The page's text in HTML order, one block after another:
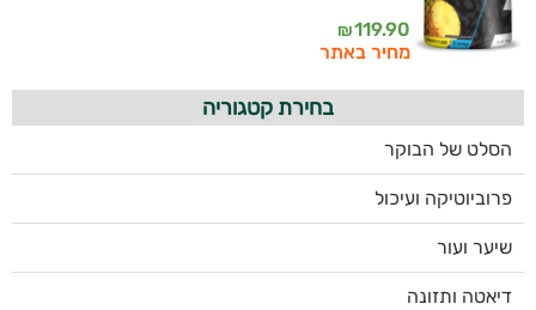
119.90
₪
מחיר באתר
בחירת קטגוריה
הסלט של הבוקר
פרוביוטיקה ועיכול
שיער ועור
דיאטה ותזונה